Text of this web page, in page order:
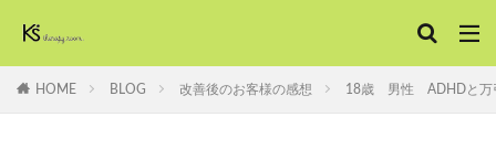
HOME BLOG 改善後のお客様の感想 18歳 男性 ADHDと万